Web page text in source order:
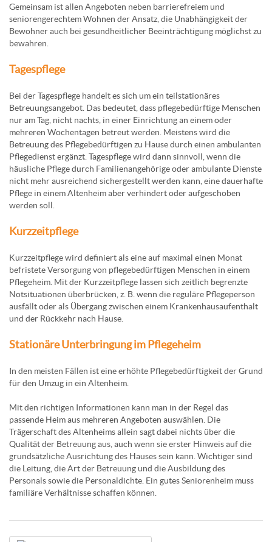
Gemeinsam ist allen Angeboten neben barrierefreiem und
seniorengerechtem Wohnen der Ansatz, die Unabhängigkeit der
Bewohner auch bei gesundheitlicher Beeinträchtigung möglichst zu
bewahren.
Tagespflege
Bei der Tagespflege handelt es sich um ein teilstationäres
Betreuungsangebot. Das bedeutet, dass pflegebedürftige Menschen
nur am Tag, nicht nachts, in einer Einrichtung an einem oder
mehreren Wochentagen betreut werden. Meistens wird die
Betreuung des Pflegebedürftigen zu Hause durch einen ambulanten
Pflegedienst ergänzt. Tagespflege wird dann sinnvoll, wenn die
häusliche Pflege durch Familienangehörige oder ambulante Dienste
nicht mehr ausreichend sichergestellt werden kann, eine dauerhafte
Pflege in einem Altenheim aber verhindert oder aufgeschoben
werden soll.
Kurzzeitpflege
Kurzzeitpflege wird definiert als eine auf maximal einen Monat
befristete Versorgung von pflegebedürftigen Menschen in einem
Pflegeheim. Mit der Kurzzeitpflege lassen sich zeitlich begrenzte
Notsituationen überbrücken, z. B. wenn die reguläre Pflegeperson
ausfällt oder als Übergang zwischen einem Krankenhausaufenthalt
und der Rückkehr nach Hause.
Stationäre Unterbringung im Pflegeheim
In den meisten Fällen ist eine erhöhte Pflegebedürftigkeit der Grund
für den Umzug in ein Altenheim.
Mit den richtigen Informationen kann man in der Regel das
passende Heim aus mehreren Angeboten auswählen. Die
Trägerschaft des Altenheims allein sagt dabei nichts über die
Qualität der Betreuung aus, auch wenn sie erster Hinweis auf die
grundsätzliche Ausrichtung des Hauses sein kann. Wichtiger sind
die Leitung, die Art der Betreuung und die Ausbildung des
Personals sowie die Personaldichte. Ein gutes Seniorenheim muss
familiäre Verhältnisse schaffen können.